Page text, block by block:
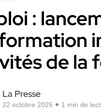
:
de la
La Presse
22 octobre 2025 1 min de